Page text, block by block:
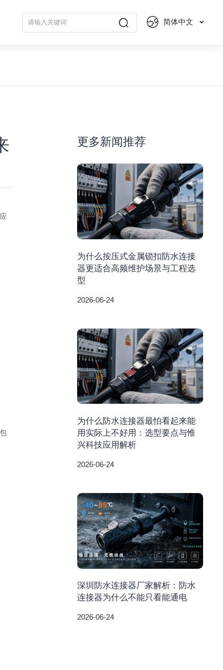
简体中文
更多新闻推荐
为什么按压式金属锁扣防水连接
器更适合高频维护场景与工程选
型
2026-06-24
为什么防水连接器最怕看起来能
用实际上不好用：选型要点与惟
兴科技应用解析
2026-06-24
深圳防水连接器厂家解析：防水
连接器为什么不能只看能通电
2026-06-24